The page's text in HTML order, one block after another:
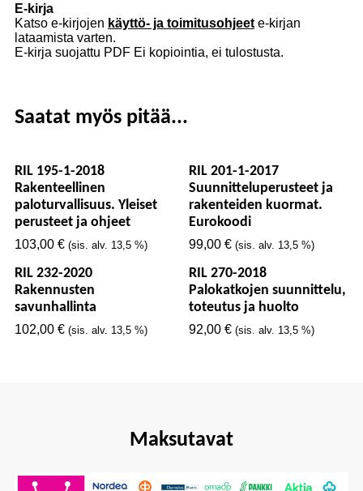
E-kirja
Katso e-kirjojen käyttö- ja toimitusohjeet e-kirjan
lataamista varten.
E-kirja suojattu PDF Ei kopiointia, ei tulostusta.
Saatat myös pitää...
RIL 195-1-2018
Rakenteellinen
paloturvallisuus. Yleiset
perusteet ja ohjeet
103,00 € (sis. alv. 13,5 %)
RIL 201-1-2017
Suunnitteluperusteet ja
rakenteiden kuormat.
Eurokoodi
99,00 € (sis. alv. 13,5 %)
RIL 232-2020
Rakennusten
savunhallinta
102,00 € (sis. alv. 13,5 %)
RIL 270-2018
Palokatkojen suunnittelu,
toteutus ja huolto
92,00 € (sis. alv. 13,5 %)
Maksutavat